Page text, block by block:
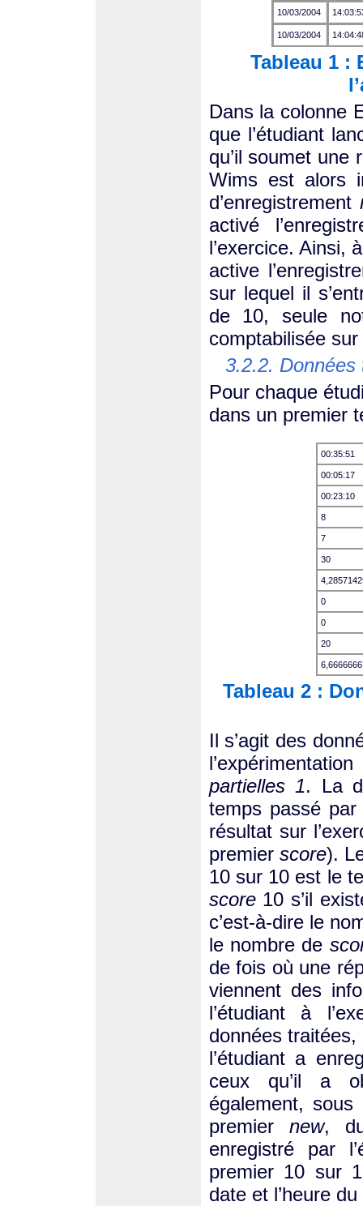
10/03/2004
10/03/2004
Tableau 1 :
Dans la colonne
que l’étudiant
qu’il soumet une
Wims est alors
d’enregistrement
activé
l’exercice. Ainsi,
active
sur lequel il
de 10, seule
comptabilisée sur
3.2.2. Données
Pour chaque
dans un premier
00:35:51
00:05:17
00:23:10
8
7
30
0
0
20
Tableau 2 :
Il s’agit des
partielles 1. La
temps passé par
résultat sur
premier score).
10 sur 10 est le
score10 s’il
c’est-à-dire le
le nombre de
de fois où une
viennent des
l’étudiant à
données
l’étudiant a
ceux qu’il a
également,
premier new,
enregistré par
premier 10 sur
date et l’heure